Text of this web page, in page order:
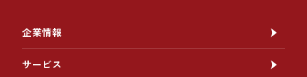
企業情報
サービス